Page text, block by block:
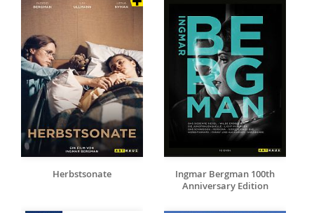
Herbstsonate
Ingmar Bergman 100th
Anniversary Edition